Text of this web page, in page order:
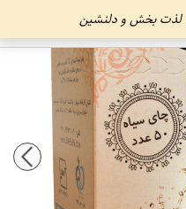
لذت بخش و دلنشین